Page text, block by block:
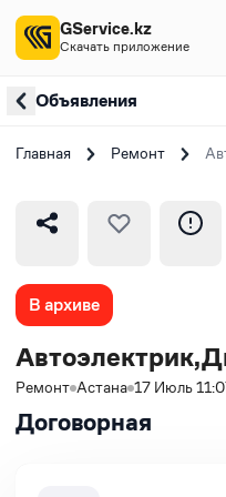
Объявления
Главная Ремонт
В архиве
Ремонт Астана 17 Июль
Договорная
GService.kz
Скачать приложение